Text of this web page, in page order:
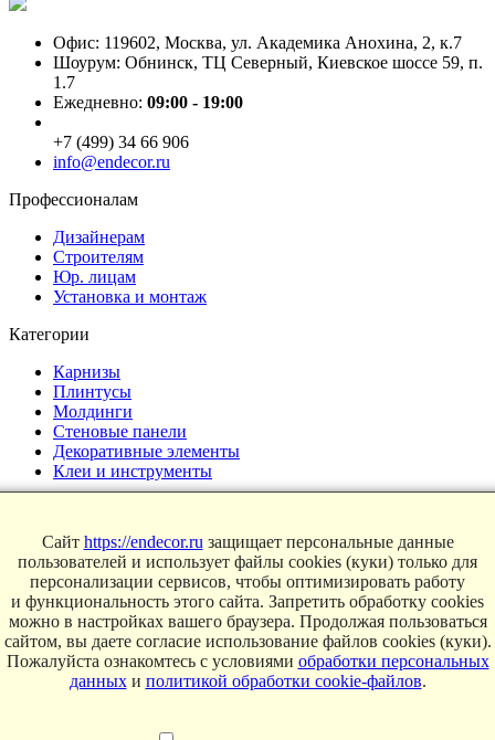
Офис: 119602, Москва, ул. Академика Анохина, 2, к.7
Шоурум: Обнинск, ТЦ Северный, Киевское шоссе 59, п.
1.7
Ежедневно: 09:00 - 19:00
+7 (499) 34 66 906
info@endecor.ru
Профессионалам
Дизайнерам
Строителям
Юр. лицам
Установка и монтаж
Категории
Карнизы
Плинтусы
Молдинги
Стеновые панели
Декоративные элементы
Клеи и инструменты
Интерьеры
Блог
Магазин
О компании
Контакты
Условия продаж
Сайт https://endecor.ru защищает персональные данные
пользователей и использует файлы cookies (куки) только для
персонализации сервисов, чтобы оптимизировать работу
и функциональность этого сайта. Запретить обработку cookies
можно в настройках вашего браузера. Продолжая пользоваться
сайтом, вы даете согласие использование файлов cookies (куки).
Пожалуйста ознакомтесь с условиями обработки персональных
данныхи политикой обработки cookie-файлов.